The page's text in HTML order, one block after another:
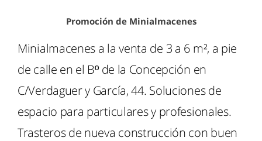
Promoción de Minialmacenes
Minialmacenes a la venta de 3 a 6 m², a pie
de calle en el Bº de la Concepción en
C/Verdaguer y García, 44. Soluciones de
espacio para particulares y profesionales.
Trasteros de nueva construcción con buen